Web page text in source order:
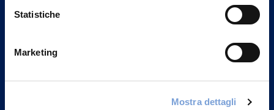
Statistiche
Marketing
Mostra dettagli